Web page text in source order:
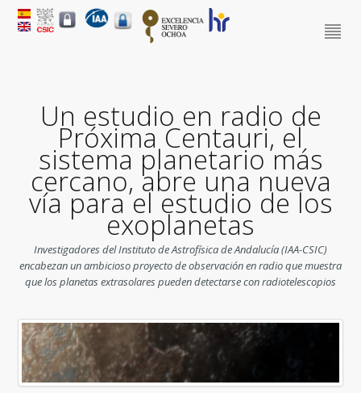
Un estudio en radio de
Próxima Centauri, el
sistema planetario más
cercano, abre una nueva
vía para el estudio de los
exoplanetas
Investigadores del Instituto de Astrofísica de Andalucía (IAA-CSIC)
encabezan un ambicioso proyecto de observación en radio que muestra
que los planetas extrasolares pueden detectarse con radiotelescopios